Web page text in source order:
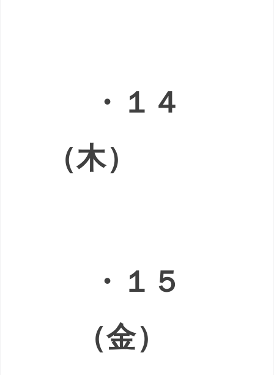
・１４
（木）
・１５
（金）